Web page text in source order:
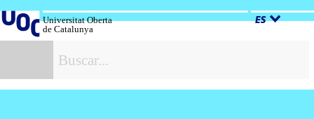
al
contenido
Universitat Oberta
de Catalunya
ES